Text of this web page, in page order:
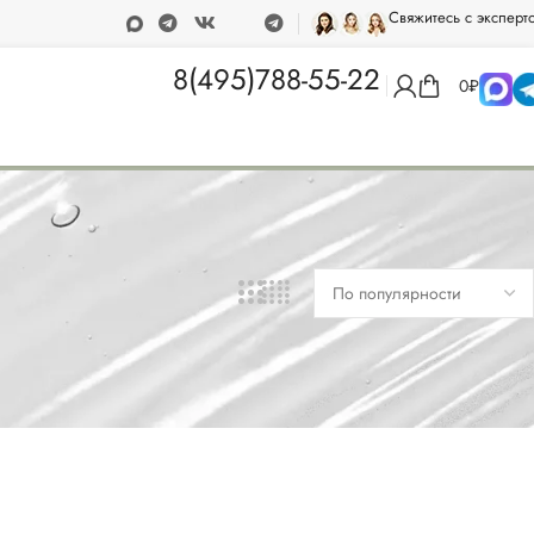
Программа лояльности Свяжитесь с
8(495)788-55-22 0₽